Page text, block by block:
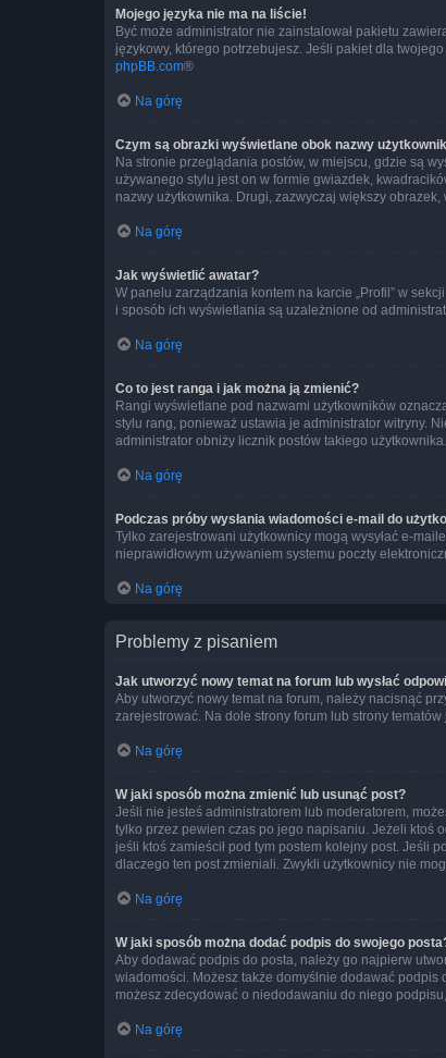
Mojego języka nie ma na liście!
Być może administrator nie zainstalował pakietu
językowy, którego potrzebujesz. Jeśli pakiet dla
phpBB.com®
Na górę
Czym są obrazki wyświetlane obok nazwy
Na stronie przeglądania postów, w miejscu, gdzie są
używanego stylu jest on w formie gwiazdek,
nazwy użytkownika. Drugi, zazwyczaj większy
Na górę
Jak wyświetlić awatar?
W panelu zarządzania kontem na karcie „Profil” w
i sposób ich wyświetlania są uzależnione od
Na górę
Co to jest ranga i jak można ją zmienić?
Rangi wyświetlane pod nazwami użytkowników
stylu rang, ponieważ ustawia je administrator witryny.
administrator obniży licznik postów takiego użytkownika.
Na górę
Podczas próby wysłania wiadomości e-mail do
Tylko zarejestrowani użytkownicy mogą wysyłać e-
nieprawidłowym używaniem systemu poczty
Na górę
Problemy z pisaniem
Jak utworzyć nowy temat na forum lub wysłać
Aby utworzyć nowy temat na forum, należy nacisnąć
zarejestrować. Na dole strony forum lub strony
Na górę
W jaki sposób można zmienić lub usunąć post?
Jeśli nie jesteś administratorem lub moderatorem,
tylko przez pewien czas po jego napisaniu. Jeżeli ktoś
jeśli ktoś zamieścił pod tym postem kolejny post. Jeśli
dlaczego ten post zmieniali. Zwykli użytkownicy nie
Na górę
W jaki sposób można dodać podpis do swojego
Aby dodawać podpis do posta, należy go najpierw
wiadomości. Możesz także domyślnie dodawać
możesz zdecydować o niedodawaniu do niego
Na górę